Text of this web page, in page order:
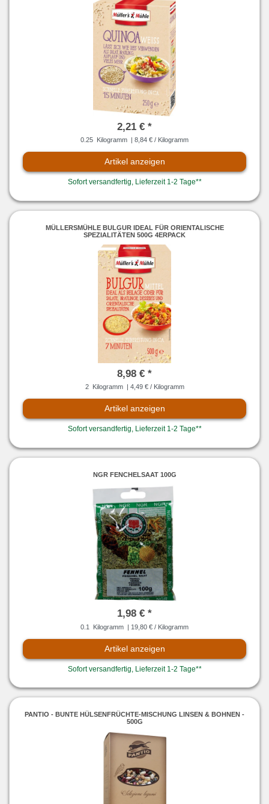
2,21 € *
0.25 Kilogramm | 8,84 € / Kilogramm
Artikel anzeigen
Sofort versandfertig, Lieferzeit 1-2 Tage**
MÜLLERSMÜHLE BULGUR IDEAL FÜR ORIENTALISCHE
SPEZIALITÄTEN 500G 4ERPACK
8,98 € *
2 Kilogramm | 4,49 € / Kilogramm
Artikel anzeigen
Sofort versandfertig, Lieferzeit 1-2 Tage**
NGR FENCHELSAAT 100G
1,98 € *
0.1 Kilogramm | 19,80 € / Kilogramm
Artikel anzeigen
Sofort versandfertig, Lieferzeit 1-2 Tage**
PANTIO - BUNTE HÜLSENFRÜCHTE-MISCHUNG LINSEN & BOHNEN -
500G